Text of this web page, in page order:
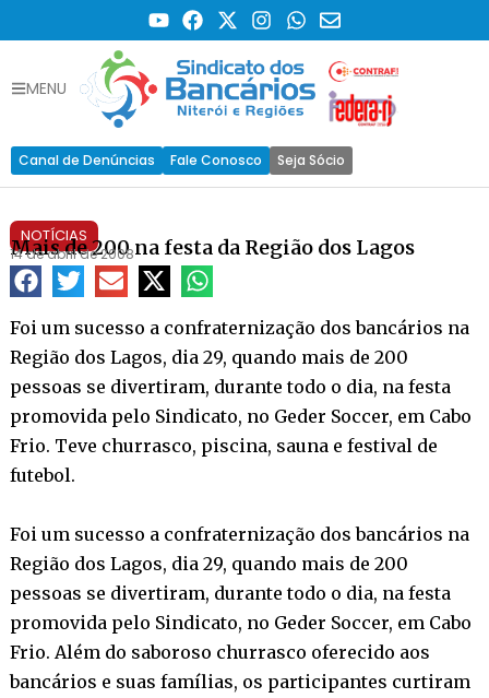
MENU
Canal de Denúncias Fale Conosco Seja Sócio
NOTÍCIAS
Mais de 200 na festa da Região dos Lagos
14 de abril de 2008
Foi um sucesso a confraternização dos bancários na
Região dos Lagos, dia 29, quando mais de 200
pessoas se divertiram, durante todo o dia, na festa
promovida pelo Sindicato, no Geder Soccer, em Cabo
Frio. Teve churrasco, piscina, sauna e festival de
futebol.
Foi um sucesso a confraternização dos bancários na
Região dos Lagos, dia 29, quando mais de 200
pessoas se divertiram, durante todo o dia, na festa
promovida pelo Sindicato, no Geder Soccer, em Cabo
Frio. Além do saboroso churrasco oferecido aos
bancários e suas famílias, os participantes curtiram